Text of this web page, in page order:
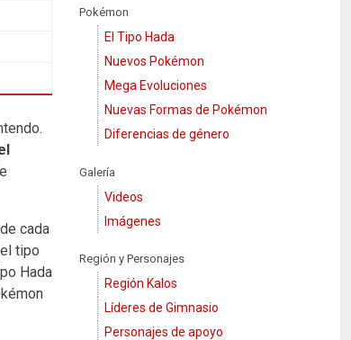
cada
tipo
Hada
Pokémon
El Tipo Hada
Nuevos Pokémon
Mega Evoluciones
Nuevas Formas de Pokémon
Diferencias de género
Galería
Videos
Imágenes
Región y Personajes
Región Kalos
Líderes de Gimnasio
Personajes de apoyo